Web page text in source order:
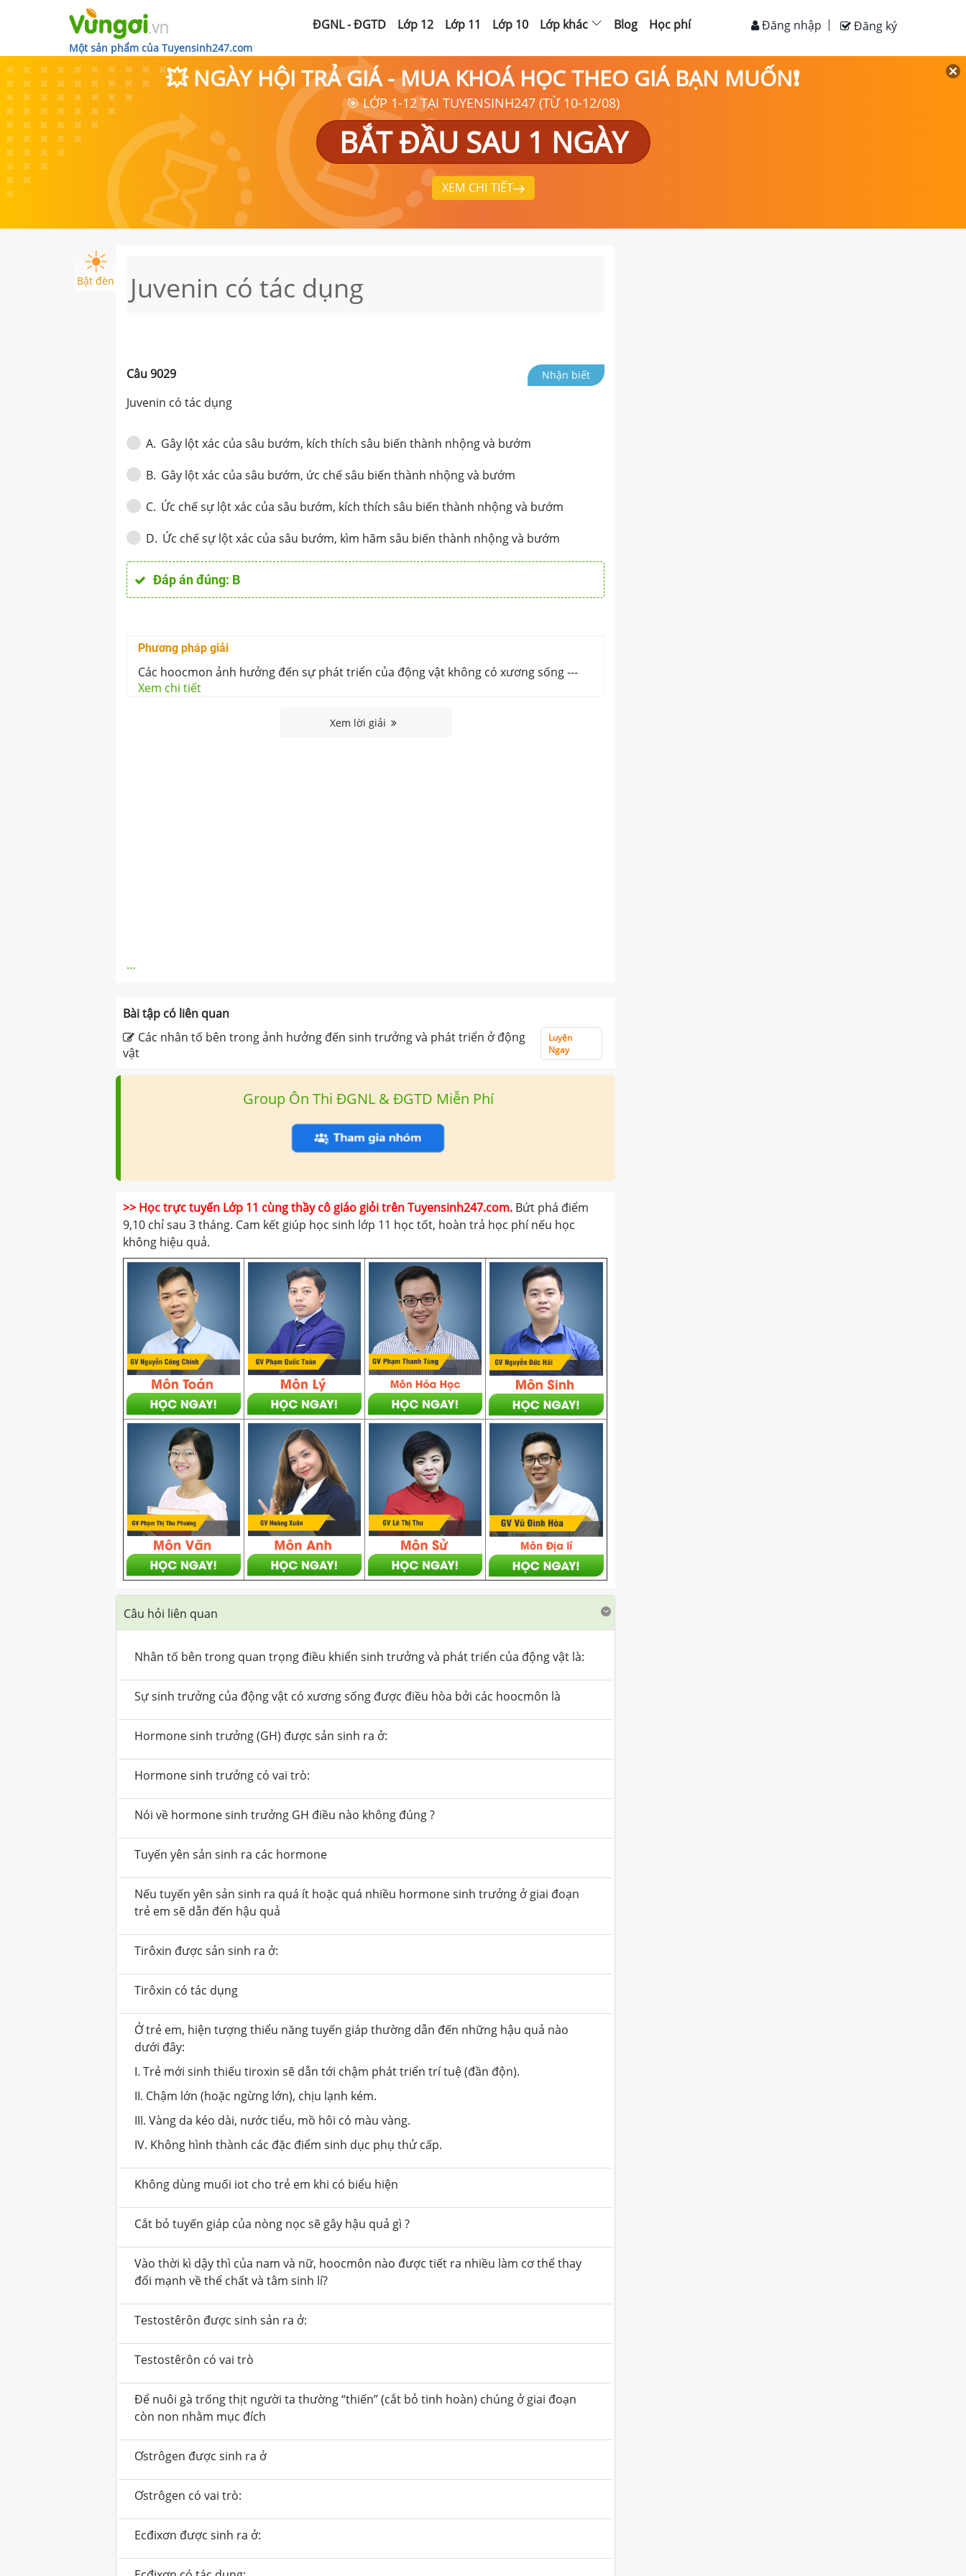
Một sản phẩm của Tuyensinh247.com
ĐGNL - ĐGTD Lớp 12 Lớp 11 Lớp 10 Lớp khác Blog Học phí Đăng ký
Đăng nhập
💥 NGÀY HỘI TRẢ GIÁ - MUA KHOÁ HỌC THEO GIÁ BẠN MUỐN❗
🎯 LỚP 1-12 TẠI TUYENSINH247 (TỪ 10-12/08)
BẮT ĐẦU SAU 1 NGÀY
XEM CHI TIẾT
Bật đèn Juvenin có tác dụng
Câu9029 Nhận biết
Juvenin có tác dụng
A. Gây lột xác của sâu bướm, kích thích sâu biến thành nhộng và bướm
B. Gây lột xác của sâu bướm, ức chế sâu biến thành nhộng và bướm
C. Ức chế sự lột xác của sâu bướm, kích thích sâu biến thành nhộng và bướm
D. Ức chế sự lột xác của sâu bướm, kìm hãm sâu biến thành nhộng và bướm
Đáp án đúng: B
Phương pháp giải
Các hoocmon ảnh hưởng đến sự phát triển của động vật không có xương sống---
Xem chi tiết
Xem lời giải
...
Bài tập có liên quan
Các nhân tố bên trong ảnh hưởng đến sinh trưởng và phát triển ở động
vật
Luyện
Ngay
Group Ôn Thi ĐGNL & ĐGTD Miễn Phí
>> Học trực tuyến Lớp 11 cùng thầy cô giáo giỏi trên Tuyensinh247.com. Bứt phá điểm
9,10 chỉ sau 3 tháng. Cam kết giúp học sinh lớp 11 học tốt, hoàn trả học phí nếu học
không hiệu quả.
Câu hỏi liên quan
Nhân tố bên trong quan trọng điều khiển sinh trưởng và phát triển của động vật là:
Sự sinh trưởng của động vật có xương sống được điều hòa bởi các hoocmôn là
Hormone sinh trưởng (GH) được sản sinh ra ở:
Hormone sinh trưởng có vai trò:
Nói về hormone sinh trưởng GH điều nào không đúng ?
Tuyến yên sản sinh ra các hormone
Nếu tuyến yên sản sinh ra quá ít hoặc quá nhiều hormone sinh trưởng ở giai đoạn
trẻ em sẽ dẫn đến hậu quả
Tirôxin được sản sinh ra ở:
Tirôxin có tác dụng
Ở trẻ em, hiện tượng thiểu năng tuyến giáp thường dẫn đến những hậu quả nào
dưới đây:
I. Trẻ mới sinh thiếu tiroxin sẽ dẫn tới chậm phát triển trí tuệ (đần độn).
II. Chậm lớn (hoặc ngừng lớn), chịu lạnh kém.
III. Vàng da kéo dài, nước tiểu, mồ hôi có màu vàng.
IV. Không hình thành các đặc điểm sinh dục phụ thử cấp.
Không dùng muối iot cho trẻ em khi có biểu hiện
Cắt bỏ tuyến giáp của nòng nọc sẽ gây hậu quả gì ?
Vào thời kì dậy thì của nam và nữ, hoocmôn nào được tiết ra nhiều làm cơ thể thay
đổi mạnh về thể chất và tâm sinh lí?
Testostêrôn được sinh sản ra ở:
Testostêrôn có vai trò
Để nuôi gà trống thịt người ta thường “thiến” (cắt bỏ tinh hoàn) chúng ở giai đoạn
còn non nhằm mục đích
Ơstrôgen được sinh ra ở
Ơstrôgen có vai trò:
Ecđixơn được sinh ra ở: